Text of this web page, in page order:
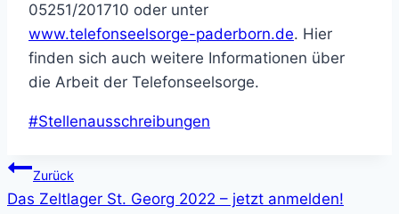
05251/201710 oder unter
www.telefonseelsorge-paderborn.de. Hier
finden sich auch weitere Informationen über
die Arbeit der Telefonseelsorge.
Schlagworte:
#Stellenausschreibungen
Beitragsnavigation
Zurück
Das Zeltlager St. Georg 2022 – jetzt anmelden!